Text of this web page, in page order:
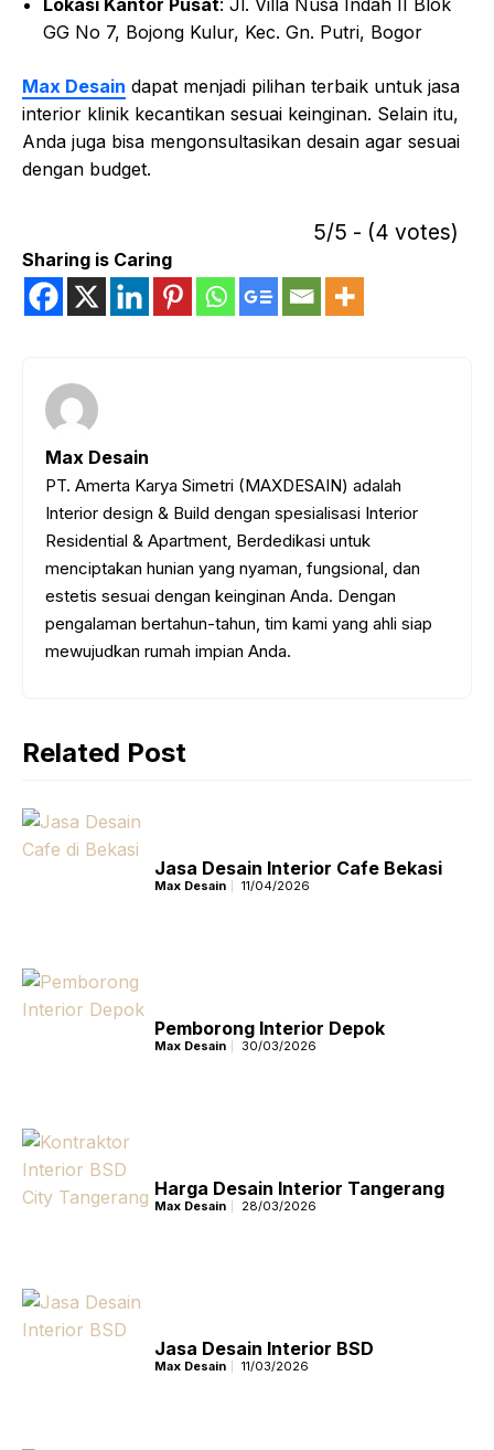
GG No 7, Bojong Kulur, Kec. Gn. Putri, Bogor
Max Desain dapat menjadi pilihan terbaik untuk jasa
interior klinik kecantikan sesuai keinginan. Selain itu,
Anda juga bisa mengonsultasikan desain agar sesuai
dengan budget.
5/5 - (4 votes)
Sharing is Caring
Max Desain
PT. Amerta Karya Simetri (MAXDESAIN) adalah
Interior design & Build dengan spesialisasi Interior
Residential & Apartment, Berdedikasi untuk
menciptakan hunian yang nyaman, fungsional, dan
estetis sesuai dengan keinginan Anda. Dengan
pengalaman bertahun-tahun, tim kami yang ahli siap
mewujudkan rumah impian Anda.
Related Post
Jasa Desain Interior Cafe Bekasi
Max Desain 11/04/2026
Pemborong Interior Depok
Max Desain 30/03/2026
Harga Desain Interior Tangerang
Max Desain 28/03/2026
Jasa Desain Interior BSD
Max Desain 11/03/2026